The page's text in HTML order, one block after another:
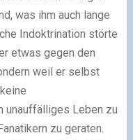
was ihm auch lange
Indoktrination störte
etwas gegen den
weil er selbst
unauffälliges Leben zu
zu geraten.